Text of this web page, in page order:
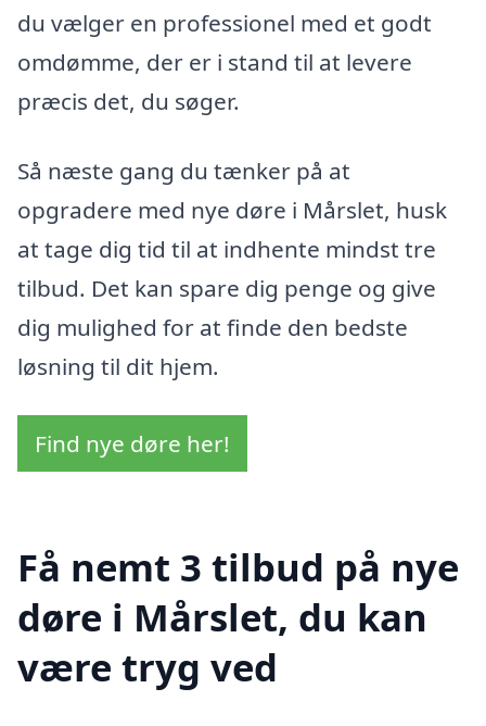
du vælger en professionel med et godt
omdømme, der er i stand til at levere
præcis det, du søger.
Så næste gang du tænker på at
opgradere med nye døre i Mårslet, husk
at tage dig tid til at indhente mindst tre
tilbud. Det kan spare dig penge og give
dig mulighed for at finde den bedste
løsning til dit hjem.
Find nye døre her!
Få nemt 3 tilbud på nye
døre i Mårslet, du kan
være tryg ved